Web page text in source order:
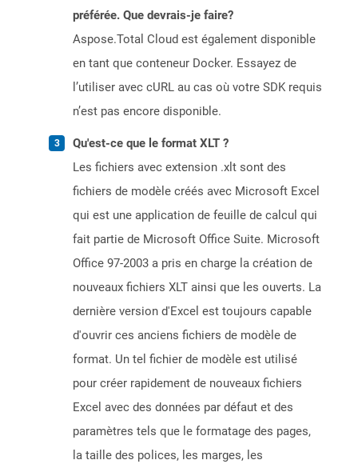
préférée. Que devrais-je faire?
Aspose.Total Cloud est également disponible
en tant que conteneur Docker. Essayez de
l’utiliser avec cURL au cas où votre SDK requis
n’est pas encore disponible.
Qu'est-ce que le format XLT ?
Les fichiers avec extension .xlt sont des
fichiers de modèle créés avec Microsoft Excel
qui est une application de feuille de calcul qui
fait partie de Microsoft Office Suite. Microsoft
Office 97-2003 a pris en charge la création de
nouveaux fichiers XLT ainsi que les ouverts. La
dernière version d'Excel est toujours capable
d'ouvrir ces anciens fichiers de modèle de
format. Un tel fichier de modèle est utilisé
pour créer rapidement de nouveaux fichiers
Excel avec des données par défaut et des
paramètres tels que le formatage des pages,
la taille des polices, les marges, les